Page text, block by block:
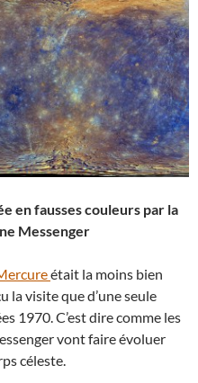
en fausses couleurs par la
Messenger
était la moins bien
la visite que d’une seule
1970. C’est dire comme les
vont faire évoluer
céleste.